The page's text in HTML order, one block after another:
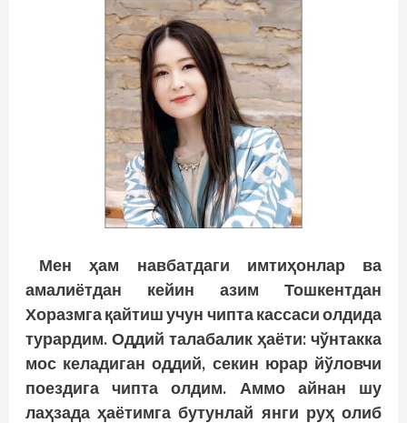
Мен ҳам навбатдаги имтиҳонлар ва
амалиётдан кейин азим Тошкентдан
Хоразмга қайтиш учун чипта кассаси олдида
турардим. Оддий талабалик ҳаёти: чўнтакка
мос келадиган оддий, секин юрар йўловчи
поездига чипта олдим. Аммо айнан шу
лаҳзада ҳаётимга бутунлай янги руҳ олиб